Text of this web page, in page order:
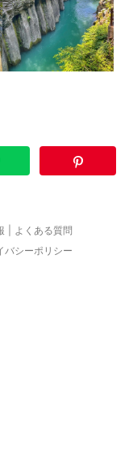
よくある質問
バシーポリシー